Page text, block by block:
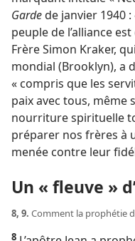
Gardede janvier 1940
peuple de l’alliance
Frère Simon Kraker,
mondial (Brooklyn), a
« compris que les
paix avec tous, même
nourriture spirituelle
préparer nos frères à
menée contre leur
Un « fleuve »
8, 9. Comment la prophétie
8